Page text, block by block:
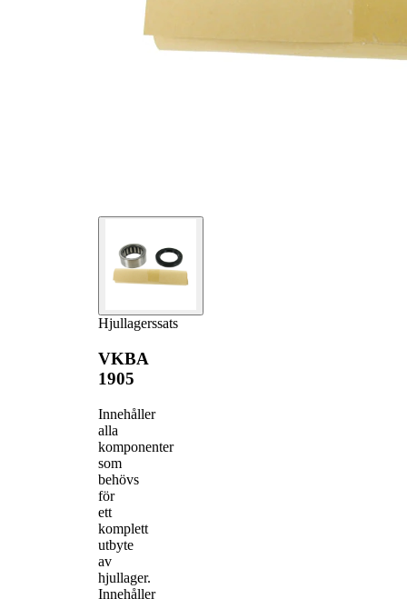
Hjullagerssats
VKBA
1905
Innehåller
alla
komponenter
som
behövs
för
ett
komplett
utbyte
av
hjullager.
Innehåller